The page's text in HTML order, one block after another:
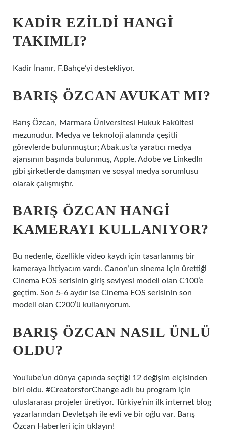
KADIR EZILDI HANGI
TAKIMLI?
Kadir İnanır, F.Bahçe’yi destekliyor.
BARIŞ ÖZCAN AVUKAT MI?
Barış Özcan, Marmara Üniversitesi Hukuk Fakültesi
mezunudur. Medya ve teknoloji alanında çeşitli
görevlerde bulunmuştur; Abak.us’ta yaratıcı medya
ajansının başında bulunmuş, Apple, Adobe ve LinkedIn
gibi şirketlerde danışman ve sosyal medya sorumlusu
olarak çalışmıştır.
BARIŞ ÖZCAN HANGI
KAMERAYI KULLANIYOR?
Bu nedenle, özellikle video kaydı için tasarlanmış bir
kameraya ihtiyacım vardı. Canon’un sinema için ürettiği
Cinema EOS serisinin giriş seviyesi modeli olan C100’e
geçtim. Son 5-6 aydır ise Cinema EOS serisinin son
modeli olan C200’ü kullanıyorum.
BARIŞ ÖZCAN NASIL ÜNLÜ
OLDU?
YouTube’un dünya çapında seçtiği 12 değişim elçisinden
biri oldu. #CreatorsforChange adlı bu program için
uluslararası projeler üretiyor. Türkiye’nin ilk internet blog
yazarlarından Devletşah ile evli ve bir oğlu var. Barış
Özcan Haberleri için tıklayın!